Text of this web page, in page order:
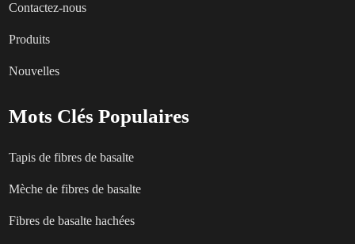
Contactez-nous
Produits
Nouvelles
Mots Clés Populaires
Tapis de fibres de basalte
Mèche de fibres de basalte
Fibres de basalte hachées